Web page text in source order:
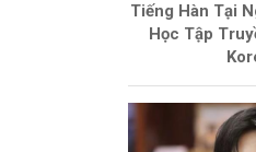
Tiếng Hàn Tại
Học Tập